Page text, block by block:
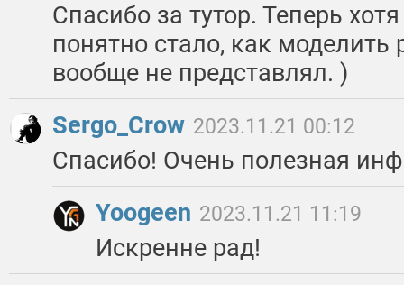
Спасибо за тутор. Теперь
понятно стало, как моделить
вообще не представлял. )
Sergo_Crow 2023.11.21 00:12
Спасибо! Очень полезная
Yoogeen 2023.11.21 11:19
Искренне рад!